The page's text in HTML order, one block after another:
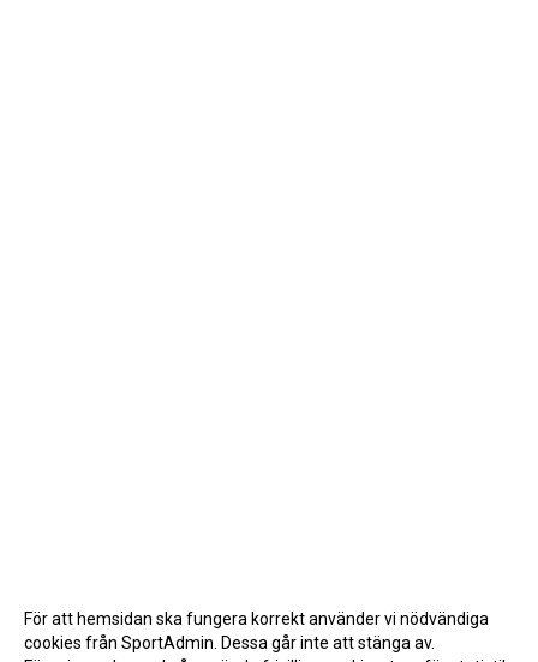
För att hemsidan ska fungera korrekt använder vi nödvändiga
cookies från SportAdmin. Dessa går inte att stänga av.